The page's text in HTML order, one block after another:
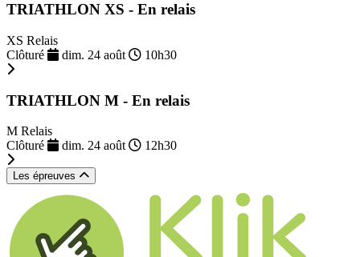
TRIATHLON XS - En relais
XS Relais
Clôturé
dim. 24 août 10h30
TRIATHLON M - En relais
M Relais
Clôturé
dim. 24 août 12h30
Les épreuves